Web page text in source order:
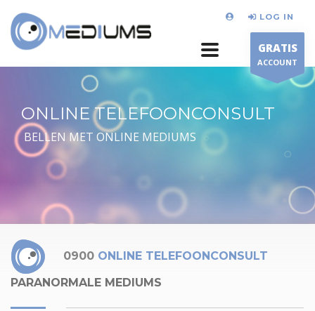
LOG IN
GRATIS
ACCOUNT
ONLINE TELEFOONCONSULT
BELLEN MET ONLINE MEDIUMS
0900 ONLINE TELEFOONCONSULT
PARANORMALE MEDIUMS